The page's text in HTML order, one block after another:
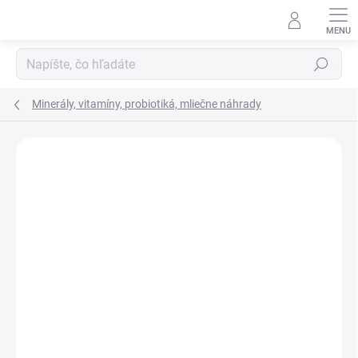
Hľadať
Minerály, vitamíny, probiotiká, mliečne náhrady